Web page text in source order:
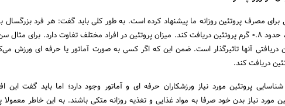
مصرف پروتئین روزانه ما پیشنهاد کرده است. به طور کلی باید گفت: هر فرد بزرگسال
به ازای هر کیلو وزن بدنش، حدود 0.8 گرم پروتئین دریافت کند. میزان پروتئین در افراد مختلف تفاوت دارد. برای
دریافتی آنها تاثیرگذار است. ضمن این که اگر کسی به صورت آماتور یا حرفه ای ورزش
دریافت کند.
پروتئین مورد نیاز ورزشکاران حرفه ای و آماتور وجود دارد؛ اما باید گفت این
مورد نیاز بدن خود صرفا به مواد غذایی و تغذیه روزانه متکی باشند. به این خاطر معمولا